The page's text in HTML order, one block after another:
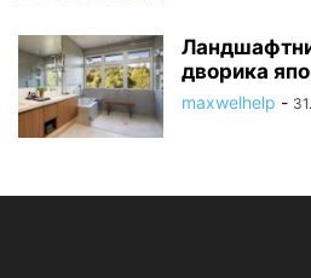
дворика
maxwelhelp -